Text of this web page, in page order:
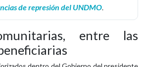
de represión del UNDMO.
entre las